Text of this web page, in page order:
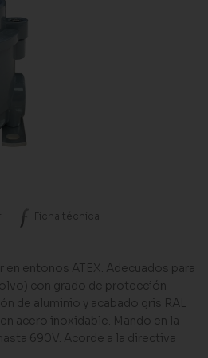
Ficha técnica
entonos ATEX. Adecuados para
con grado de protección
de aluminio y acabado gris RAL
acero inoxidable. Mando en la
690V. Acorde a la directiva